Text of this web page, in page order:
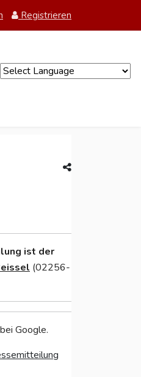
Registrieren
ist der
(02256-
Google.